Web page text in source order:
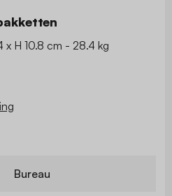
x H 10.8 cm - 28.4 kg
Bureau